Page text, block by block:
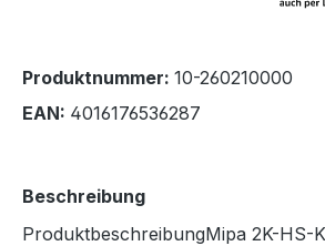
Produktnummer: 10-260210000
EAN: 4016176536287
Beschreibung
ProduktbeschreibungMipa 2K-HS-